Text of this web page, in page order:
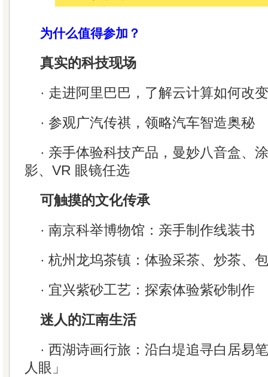
为什么值得参加？
真实的科技现场
· 走进阿里巴巴，了解云计算如何改
· 参观广汽传祺，领略汽车智造奥秘
· 亲手体验科技产品，曼妙八音盒、
影、VR 眼镜任选
可触摸的文化传承
· 南京科举博物馆：亲手制作线装书
· 杭州龙坞茶镇：体验采茶、炒茶、
· 宜兴紫砂工艺：探索体验紫砂制作
迷人的江南生活
· 西湖诗画行旅：沿白堤追寻白居易
人眼」